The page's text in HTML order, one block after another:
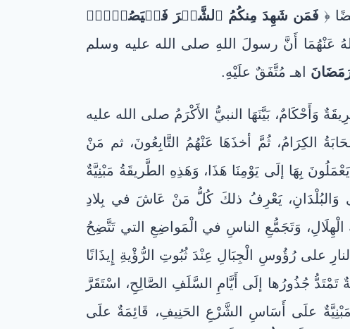
﴿ فَمَن شَهِدَ مِنكُمُ ٱلشَّهۡرَ فَلۡيَصُمۡهُۖ
عَنْهُمَا أَنَّ رسولَ اللهِ صلى الله عليه وسلم
اهـ مُتَّفَقٌ علَيْهِ.
وَأَحْكَامٌ، بَيَّنَهَا النبيُّ الأَكْرَمُ صلى الله عليه
الكِرَامُ، ثُمَّ أخذَهَا عَنْهُمُ التَّابِعُونَ، ثم مَنْ
بِهَا إلَى يَوْمِنَا هَذَا، وَهَذِهِ الطَّريقَةُ مَبْنِيَّةٌ
وَالبُلْدَانِ، يَعْرِفُ ذلكَ كُلُّ مَنْ عَاشَ في بِلادِ
وَتَجَمُّعِ الناسِ في الْمَواضِعِ التي تَتَّضِحُ
على رُؤُوسِ الْجِبَالِ عِنْدَ ثُبُوتِ الرُّؤْيةِ إِيذَانًا
جُذُورُها إلَى أَيَّامِ السَّلَفِ الصَّالِحِ، اسْتَقَرَّ
مَبْنِيَّةٌ علَى أَسَاسِ الشَّرْعِ الحَنِيفِ، قَائِمَةٌ علَى